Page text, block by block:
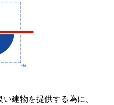
建物を提供する為に、